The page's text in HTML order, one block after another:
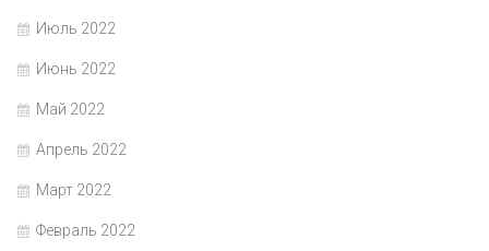
Июль 2022
Июнь 2022
Май 2022
Апрель 2022
Март 2022
Февраль 2022